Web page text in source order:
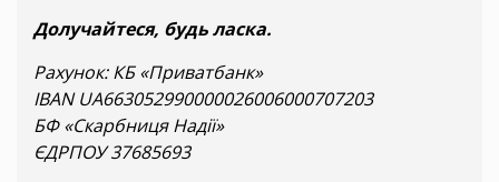
Долучайтеся, будь ласка.
Рахунок: КБ «Приватбанк»
IBAN UA663052990000026006000707203
БФ «Скарбниця Надії»
ЄДРПОУ 37685693